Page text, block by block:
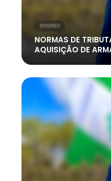
DIVERSOS
NORMAS DE
AQUISIÇÃO DE